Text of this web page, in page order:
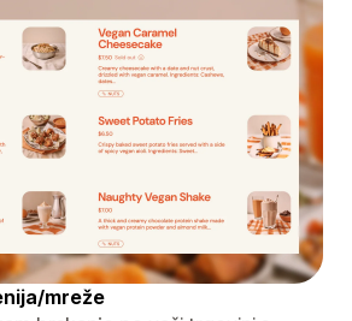
mreže